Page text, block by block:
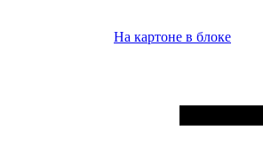
На картоне в блоке